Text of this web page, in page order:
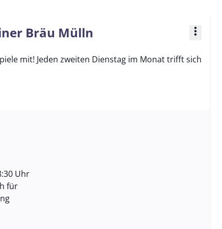
Bräu Mülln more_vert
mit! Jeden zweiten Dienstag im Monat trifft sich
Uhr
für